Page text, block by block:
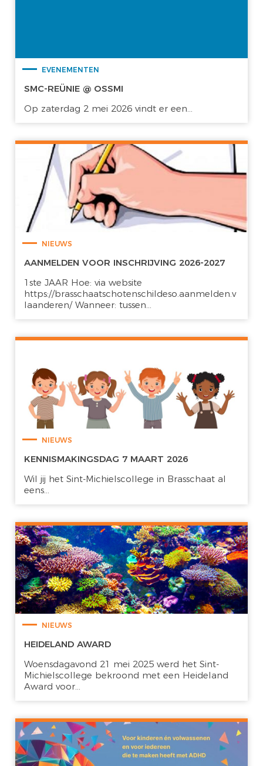
EVENEMENTEN
SMC-REÜNIE @ OSSMI
Op zaterdag 2 mei 2026 vindt er een...
NIEUWS
AANMELDEN VOOR INSCHRIJVING 2026-2027
1ste JAAR Hoe: via website
https://brasschaatschotenschildeso.aanmelden.v
laanderen/ Wanneer: tussen...
NIEUWS
KENNISMAKINGSDAG 7 MAART 2026
Wil jij het Sint-Michielscollege in Brasschaat al
eens...
NIEUWS
HEIDELAND AWARD
Woensdagavond 21 mei 2025 werd het Sint-
Michielscollege bekroond met een Heideland
Award voor...